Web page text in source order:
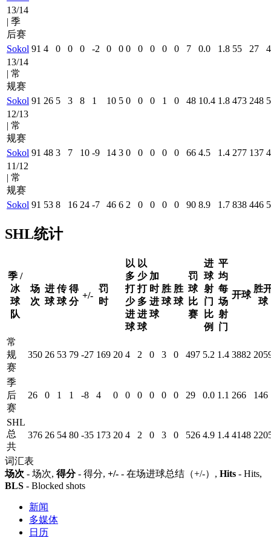
13/14
| 季
后赛
Sokol 91 4 0 0 0 -2 0 0 0 0 0 0 0 7 0.0 1.8 55 27
13/14
| 常
规赛
Sokol 91 26 5 3 8 1 10 5 0 0 0 1 0 48 10.4 1.8 473 248
12/13
| 常
规赛
Sokol 91 48 3 7 10 -9 14 3 0 0 0 0 0 66 4.5 1.4 277 137
11/12
| 常
规赛
Sokol 91 53 8 16 24 -7 46 6 2 0 0 0 0 90 8.9 1.7 838 446
SHL统计
季 /
冰
球
队
场
次
进
球
传
球
得
分
+/-
罚
时
以
多
打
少
进
球
以
少
打
多
进
球
加
时
进
球
胜
球
胜
球
罚
球
比
赛
进
球
射
门
比
例
平
均
每
场
射
门
开球
胜
球
常
规
赛
350 26 53 79 -27 169 20 4 2 0 3 0 497 5.2 1.4 3882
季
后
赛
26 0 1 1 -8 4 0 0 0 0 0 0 29 0.0 1.1 266 146
SHL
总
共
376 26 54 80 -35 173 20 4 2 0 3 0 526 4.9 1.4 4148
词汇表
场次 - 场次, 得分- 得分, +/- - 在场进球总结（+/-）, Hits - Hits,
BLS - Blocked shots
新闻
多媒体
日历